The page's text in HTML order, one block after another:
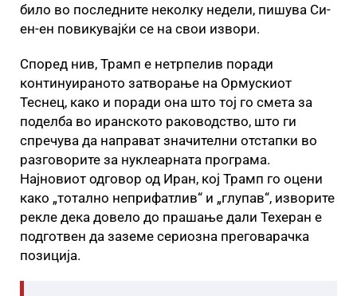
било во последните неколку недели, пишува Си-
ен-ен повикувајќи се на свои извори.
Според нив, Трамп е нетрпелив поради
континуираното затворање на Ормускиот
Теснец, како и поради она што тој го смета за
поделба во иранското раководство, што ги
спречува да направат значителни отстапки во
разговорите за нуклеарната програма.
Најновиот одговор од Иран, кој Трамп го оцени
како „тотално неприфатлив“ и „глупав“, изворите
рекле дека довело до прашање дали Техеран е
подготвен да заземе сериозна преговарачка
позиција.